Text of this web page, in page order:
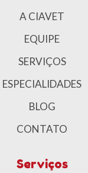
A CIAVET
EQUIPE
SERVIÇOS
ESPECIALIDADES
BLOG
CONTATO
Serviços